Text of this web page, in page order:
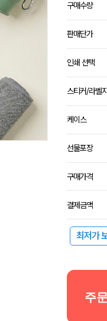
구매수량
판매단가
인쇄 선택
스티커/라벨지
케이스
선물포장
구매가격
결제금액
최저가
주